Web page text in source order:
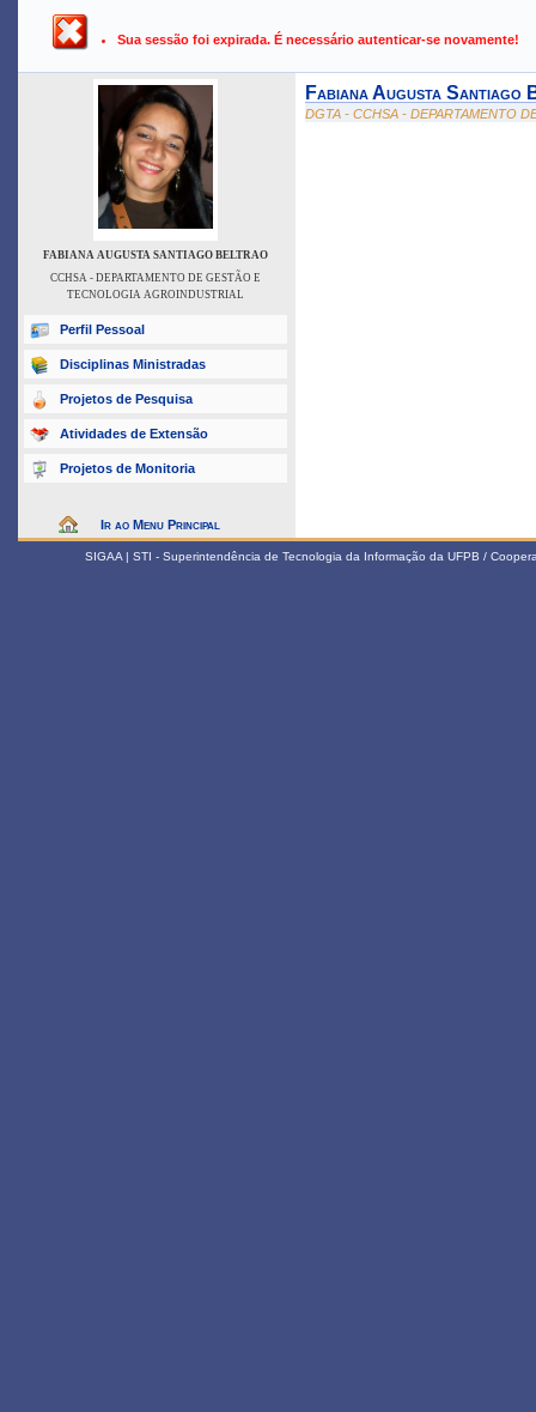
UFPB ›
Sua sessão foi expirada. É necessário autenticar-se novamente!
FABIANA AUGUSTA SANTIAGO BELTRAO
CCHSA - DEPARTAMENTO DE GESTÃO E
TECNOLOGIA AGROINDUSTRIAL
Perfil Pessoal
Disciplinas Ministradas
Projetos de Pesquisa
Atividades de Extensão
Projetos de Monitoria
Ir ao Menu Principal
Fabiana Augusta Santiago
DGTA - CCHSA - DEPARTAMENTO
SIGAA | STI - Superintendência de Tecnologia da Informação da UFPB /